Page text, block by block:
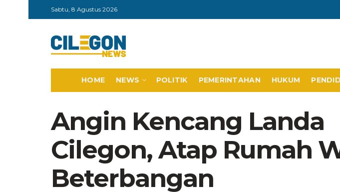
Sabtu, 8 Agustus 2026
HOME NEWS POLITIK PEMERINTAHAN HUKUM
Angin Kencang Landa
Cilegon, Atap Rumah
Beterbangan